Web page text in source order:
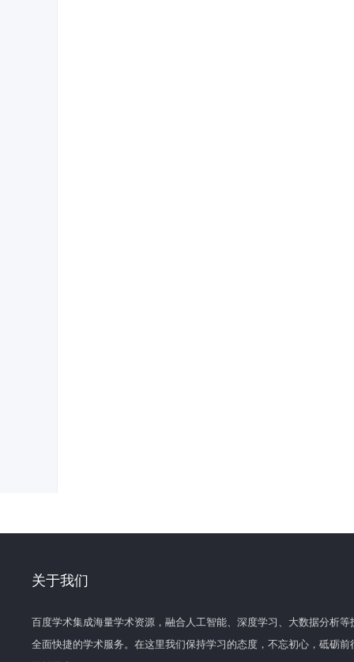
关于我们
百度学术集成海量学术资源，融合人工智能、深度学习、大数据分析
全面快捷的学术服务。在这里我们保持学习的态度，不忘初心，砥砺前